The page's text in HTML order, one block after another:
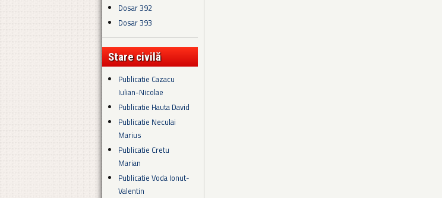
Dosar 392
Dosar 393
Stare civilă
Publicatie Cazacu
Iulian-Nicolae
Publicatie Hauta David
Publicatie Neculai
Marius
Publicatie Cretu
Marian
Publicatie Voda Ionut-
Valentin